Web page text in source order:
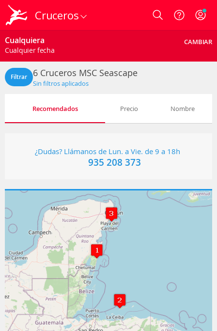
Cruceros Login
Cualquiera
Cualquier fecha
CAMBIAR
Filtrar 6 Cruceros MSC Seascape
Sin filtros aplicados
Recomendados Precio Nombre
¿Dudas? Llámanos de Lun. a Vie. de 9 a 18h
935 208 373